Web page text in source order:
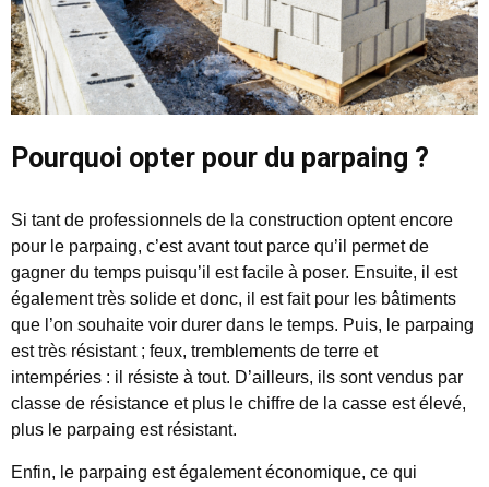
Pourquoi opter pour du parpaing ?
Si tant de professionnels de la construction optent encore
pour le parpaing, c’est avant tout parce qu’il permet de
gagner du temps puisqu’il est facile à poser. Ensuite, il est
également très solide et donc, il est fait pour les bâtiments
que l’on souhaite voir durer dans le temps. Puis, le parpaing
est très résistant ; feux, tremblements de terre et
intempéries : il résiste à tout. D’ailleurs, ils sont vendus par
classe de résistance et plus le chiffre de la casse est élevé,
plus le parpaing est résistant.
Enfin, le parpaing est également économique, ce qui